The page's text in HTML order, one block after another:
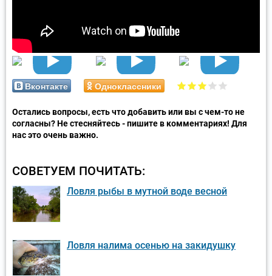
Вконтакте Одноклассники
Остались вопросы, есть что добавить или вы с чем-то не
согласны? Не стесняйтесь - пишите в комментариях! Для
нас это очень важно.
СОВЕТУЕМ ПОЧИТАТЬ:
Ловля рыбы в мутной воде весной
Ловля налима осенью на закидушку